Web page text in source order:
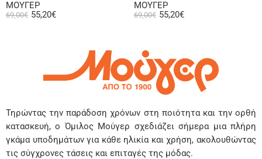
ΜΟΥΓΕΡ
69,00€ 55,20€
ΜΟΥΓΕΡ
69,00€ 55,20€
Τηρώντας την παράδοση χρόνων στη ποιότητα και την ορθή
κατασκευή, ο Όμιλος Μούγερ σχεδιάζει σήμερα μια πλήρη
γκάμα υποδημάτων για κάθε ηλικία και χρήση, ακολουθώντας
τις σύγχρονες τάσεις και επιταγές της μόδας.